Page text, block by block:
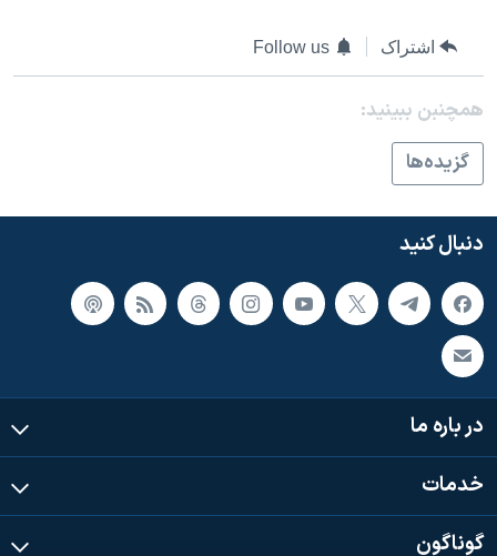
اسرائیل در جنگ
نرگس محمدی برنده جایزه نوبل صلح
همایش محافظه‌کاران آمریکا «سی‌پک»
صفحه‌های ویژه
سفر پرزیدنت ترامپ به چین
اشتراک Follow us
همچنبن ببینید:
گزيده‌ها
دنبال کنید
در باره ما
خدمات
گوناگون